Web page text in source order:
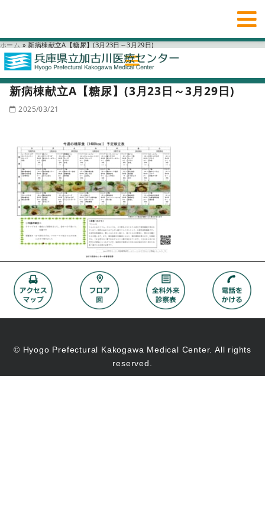
ホーム » 新病棟献立A【糖尿】(3月23日～3月29日)
新病棟献立A【糖尿】(3月23日～3月29日)
2025/03/21
© Hyogo Prefectural Kakogawa Medical Center. All rights
reserved.